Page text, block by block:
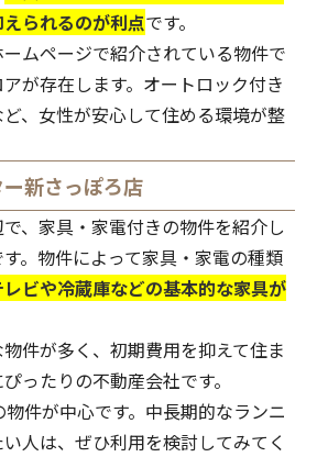
られるのが利点です。
ムページで紹介されている物件で
が存在します。オートロック付き
、女性が安心して住める環境が整
新さっぽろ店
、家具・家電付きの物件を紹介し
。物件によって家具・家電の種類
レビや冷蔵庫などの基本的な家具が
件が多く、初期費用を抑えて住ま
ったりの不動産会社です。
件が中心です。中長期的なランニ
人は、ぜひ利用を検討してみてく